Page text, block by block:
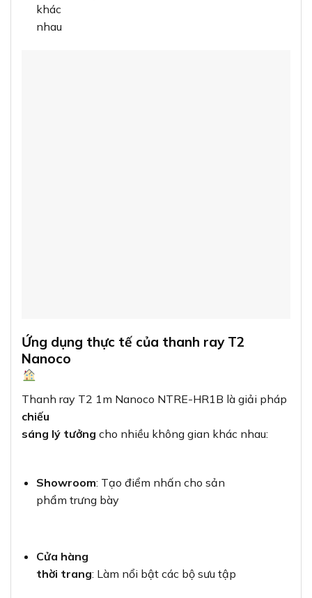
khác
nhau
Ứng dụng thực tế của thanh ray T2
Nanoco
Thanh ray T2 1m Nanoco NTRE-HR1B là giải pháp
chiếu
sáng lý tưởng cho nhiều không gian khác nhau:
Showroom: Tạo điểm nhấn cho sản
phẩm trưng bày
Cửa hàng
thời trang: Làm nổi bật các bộ sưu tập